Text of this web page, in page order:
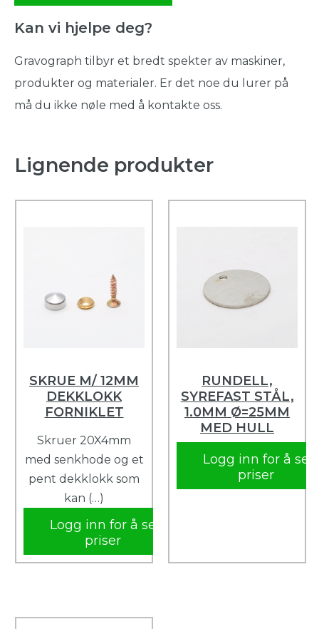
Kan vi hjelpe deg?
Gravograph tilbyr et bredt spekter av maskiner,
produkter og materialer. Er det noe du lurer på
må du ikke nøle med å kontakte oss.
Lignende produkter
SKRUE M/ 12MM
DEKKLOKK
FORNIKLET
Skruer 20X4mm
med senkhode og et
pent dekklokk som
kan (…)
Logg inn for å se
priser
RUNDELL,
SYREFAST STÅL,
1.0MM Ø=25MM
MED HULL
Logg inn for å se
priser